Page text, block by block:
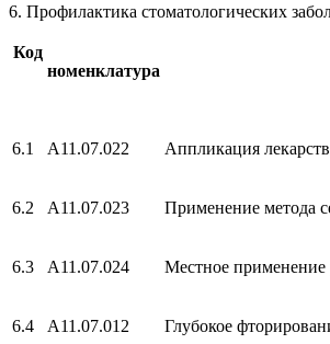
6. Профилактика стоматологических
Код
номенклатура
6.1 А11.07.022 Аппликация
6.2 А11.07.023 Применение метода
6.3 А11.07.024 Местное
6.4 А11.07.012 Глубокое